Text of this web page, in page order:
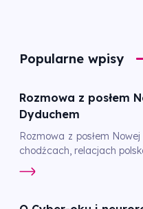
Popularne wpisy
Rozmowa z posłem
Dyduchem
Rozmowa z posłem
chodźcach, relacjach